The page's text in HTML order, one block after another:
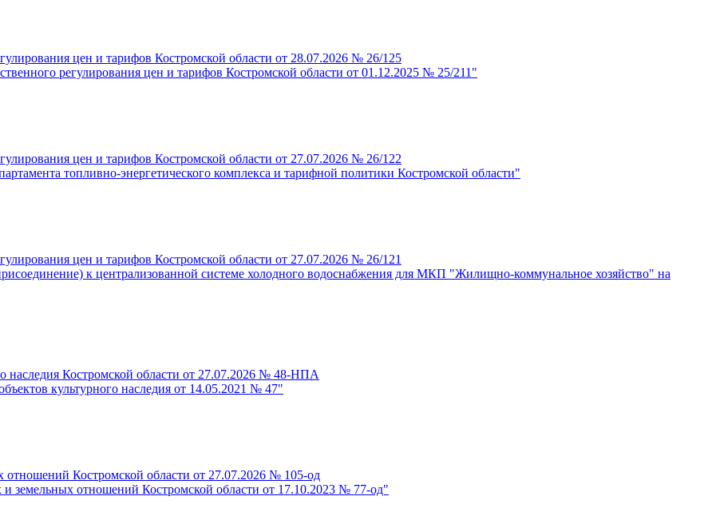
цен и тарифов Костромской области от 28.07.2026 № 26/125
регулирования цен и тарифов Костромской области от 01.12.2025 № 25/211"
цен и тарифов Костромской области от 27.07.2026 № 26/122
топливно-энергетического комплекса и тарифной политики Костромской области"
цен и тарифов Костромской области от 27.07.2026 № 26/121
к централизованной системе холодного водоснабжения для МКП "Жилищно-коммунальное хозяйство" на
наследия Костромской области от 27.07.2026 № 48-НПА
культурного наследия от 14.05.2021 № 47"
Костромской области от 27.07.2026 № 105-од
земельных отношений Костромской области от 17.10.2023 № 77-од"